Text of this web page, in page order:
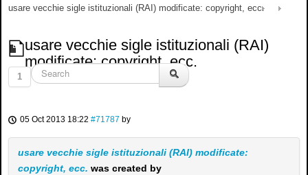
usare vecchie sigle istituzionali (RAI) modificate: copyright, ecc.
usare vecchie sigle istituzionali (RAI)
modificate: copyright, ecc.
1
05 Oct 2013 18:22 #71787 by
usare vecchie sigle istituzionali (RAI) modificate:
copyright, ecc. was created by